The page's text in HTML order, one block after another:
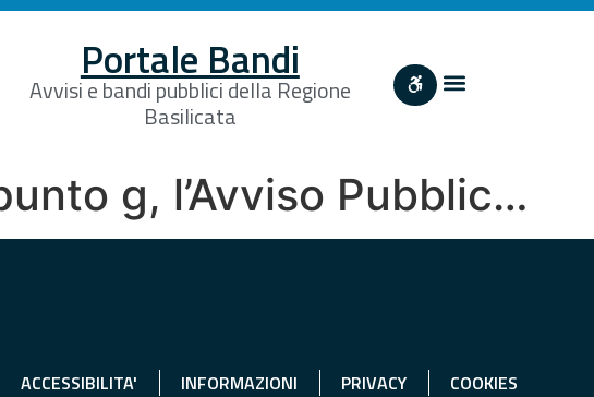
Portale Bandi
Avvisi e bandi pubblici della Regione
Basilicata
g, l’Avviso Pubblic…
ACCESSIBILITA' INFORMAZIONI PRIVACY COOKIES